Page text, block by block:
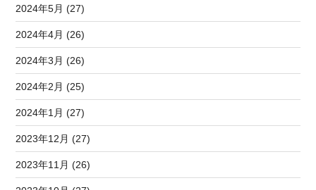
2024年5月 (27)
2024年4月 (26)
2024年3月 (26)
2024年2月 (25)
2024年1月 (27)
2023年12月 (27)
2023年11月 (26)